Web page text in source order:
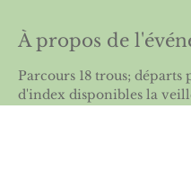
À propos de
Parcours 18 trous; départs
d'index disponibles la